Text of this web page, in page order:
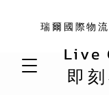
Live
即
瑞爾國際物